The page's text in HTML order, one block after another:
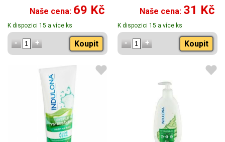
Naše cena: 69 Kč
K dispozici 15 a více ks
Koupit
Naše cena: 31 Kč
K dispozici 15 a více ks
Koupit